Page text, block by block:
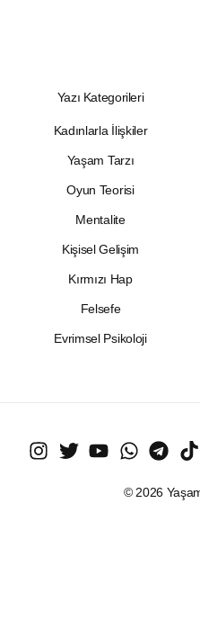
Yazı Kategorileri
Kadınlarla İlişkiler
Yaşam Tarzı
Oyun Teorisi
Mentalite
Kişisel Gelişim
Kırmızı Hap
Felsefe
Evrimsel Psikoloji
© 2026